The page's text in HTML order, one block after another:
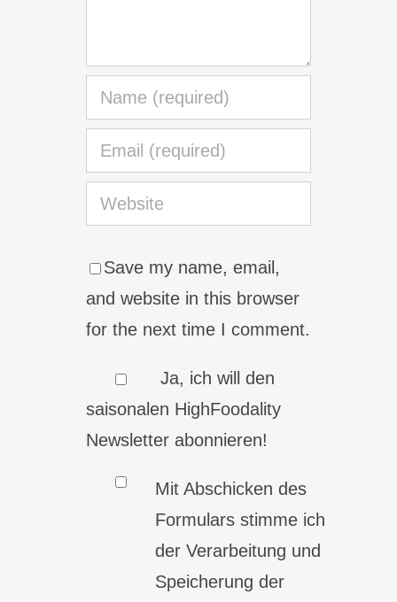
Save my name, email,
and website in this browser
for the next time I comment.
Ja, ich will den
saisonalen HighFoodality
Newsletter abonnieren!
Mit Abschicken des
Formulars stimme ich
der Verarbeitung und
Speicherung der